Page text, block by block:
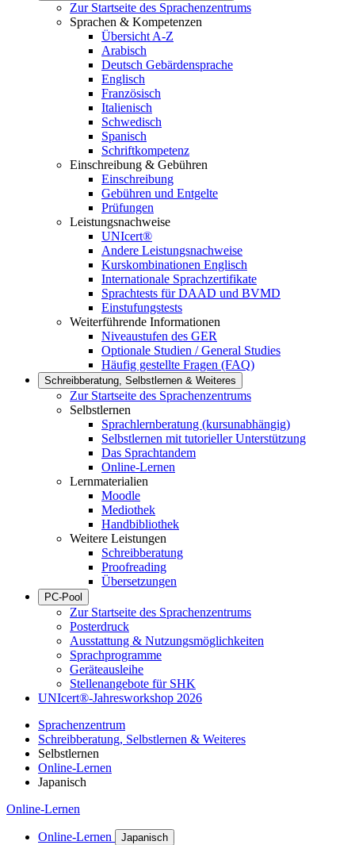
Zur Startseite des Sprachenzentrums
Sprachen & Kompetenzen
Übersicht A-Z
Arabisch
Deutsch Gebärdensprache
Englisch
Französisch
Italienisch
Schwedisch
Spanisch
Schriftkompetenz
Einschreibung & Gebühren
Einschreibung
Gebühren und Entgelte
Prüfungen
Leistungsnachweise
UNIcert®
Andere Leistungsnachweise
Kurskombinationen Englisch
Internationale Sprachzertifikate
Sprachtests für DAAD und BVMD
Einstufungstests
Weiterführende Informationen
Niveaustufen des GER
Optionale Studien / General Studies
Häufig gestellte Fragen (FAQ)
Schreibberatung, Selbstlernen & Weiteres
Zur Startseite des Sprachenzentrums
Selbstlernen
Sprachlernberatung (kursunabhängig)
Selbstlernen mit tutorieller Unterstützung
Das Sprachtandem
Online-Lernen
Lernmaterialien
Moodle
Mediothek
Handbibliothek
Weitere Leistungen
Schreibberatung
Proofreading
Übersetzungen
PC-Pool
Zur Startseite des Sprachenzentrums
Posterdruck
Ausstattung & Nutzungsmöglichkeiten
Sprachprogramme
Geräteausleihe
Stellenangebote für SHK
UNIcert®-Jahresworkshop 2026
Sprachenzentrum
Schreibberatung, Selbstlernen & Weiteres
Selbstlernen
Online-Lernen
Japanisch
Online-Lernen
Online-Lernen Japanisch